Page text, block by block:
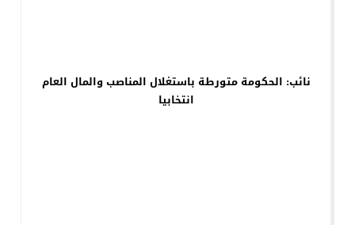
نائب: الحكومة متورطة باستغلال المناصب والمال العام
انتخابيا